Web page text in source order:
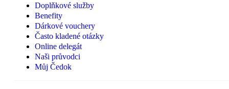
Doplňkové služby
Benefity
Dárkové vouchery
Často kladené otázky
Online delegát
Naši průvodci
Můj Čedok